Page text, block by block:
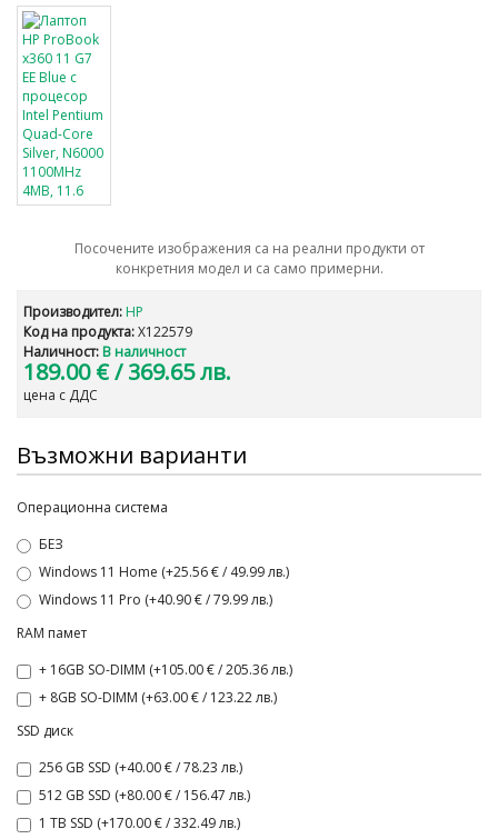
Посочените изображения са на реални продукти от
конкретния модел и са само примерни.
Производител: HP
Код на продукта:X122579
Наличност: В наличност
189.00 €/ 369.65 лв.
цена с ДДС
Възможни варианти
Операционна система
БЕЗ
Windows 11 Home (+25.56 € / 49.99 лв.)
Windows 11 Pro (+40.90 € / 79.99 лв.)
RAM памет
+ 16GB SO-DIMM (+105.00 € / 205.36 лв.)
+ 8GB SO-DIMM (+63.00 € / 123.22 лв.)
SSD диск
256 GB SSD (+40.00 € / 78.23 лв.)
512 GB SSD (+80.00 € / 156.47 лв.)
1 TB SSD (+170.00 € / 332.49 лв.)